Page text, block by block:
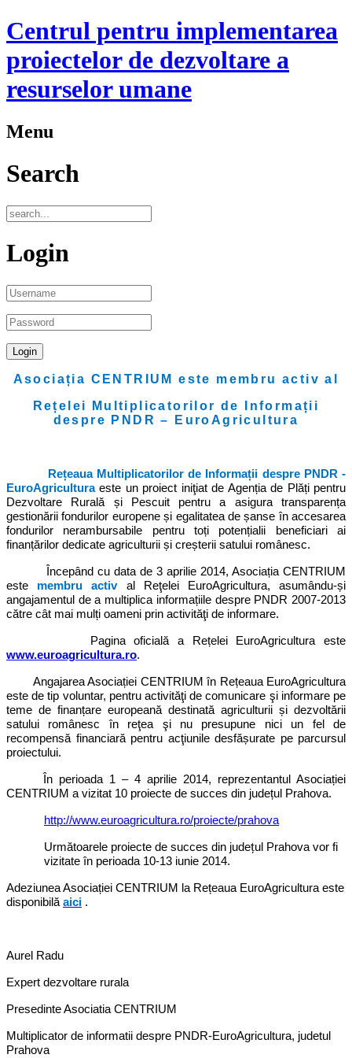
Centrul pentru implementarea
proiectelor de dezvoltare a
resurselor umane
Menu
Search
Login
Asociația CENTRIUM este membru activ al
Rețelei Multiplicatorilor de Informații
despre PNDR – EuroAgricultura
Rețeaua Multiplicatorilor de Informații despre PNDR -
EuroAgriculturaeste un proiect iniţiat de Agenția de Plăți pentru
Dezvoltare Rurală și Pescuit
pentru a asigura transparența
gestionării fondurilor europene și egalitatea de șanse în accesarea
fondurilor nerambursabile pentru toți potențialii beneficiari ai
finanțărilor dedicate agriculturii și creșterii satului românesc.
Începând cu data de 3 aprilie 2014, Asociația CENTRIUM
este membru actival Reţelei EuroAgricultura, asumându-și
angajamentul de a multiplica informațiile despre PNDR 2007-2013
către cât mai mulți oameni prin activităţi de informare.
Pagina oficială a Rețelei EuroAgricultura este
www.euroagricultura.ro.
Angajarea Asociației CENTRIUM în Rețeaua EuroAgricultura
este de tip voluntar, pentru activităţi de comunicare şi informare pe
teme de finanțare europeană destinată agriculturii și dezvoltării
satului românesc în reţea şi nu presupune nici un fel de
recompensă financiară pentru acţiunile desfășurate pe parcursul
proiectului.
În perioada 1 – 4 aprilie 2014, reprezentantul Asociației
CENTRIUM a vizitat 10 proiecte de succes din județul Prahova.
http://www.euroagricultura.ro/proiecte/prahova
Următoarele proiecte de succes din județul Prahova vor fi
vizitate în perioada 10-13 iunie 2014.
Adeziunea Asociației CENTRIUM la Rețeaua EuroAgricultura este
disponibilă aici .
Aurel Radu
Expert dezvoltare rurala
Presedinte Asociatia CENTRIUM
Multiplicator de informatii despre PNDR-EuroAgricultura, judetul
Prahova